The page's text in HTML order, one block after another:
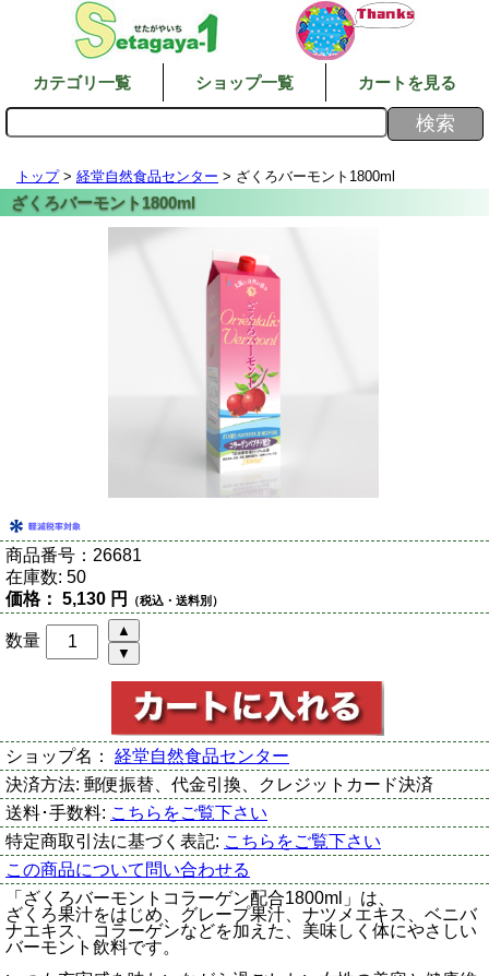
カテゴリ一覧 ショップ一覧 カートを見る
トップ> 経堂自然食品センター > ざくろバーモント1800ml
商品番号： 26681
在庫数: 50
価格： 5,130 円 （税込・送料別）
数量
ショップ名： 経堂自然食品センター
決済方法: 郵便振替、代金引換、クレジットカード決済
送料･手数料: こちらをご覧下さい
特定商取引法に基づく表記: こちらをご覧下さい
この商品について問い合わせる
「ざくろバーモントコラーゲン配合1800ml」は、
ざくろ果汁をはじめ、グレープ果汁、ナツメエキス、ベニバ
ナエキス、コラーゲンなどを加えた、美味しく体にやさしい
バーモント飲料です。